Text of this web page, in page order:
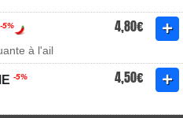
-5% 4,80€
à l'ail
-5% 4,50€